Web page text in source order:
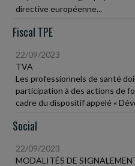
directive européenne...
Fiscal TPE
22/09/2023
TVA
Les professionnels de santé
participation à des actions de
cadre du dispositif appelé «
Social
22/09/2023
MODALITÉS DE